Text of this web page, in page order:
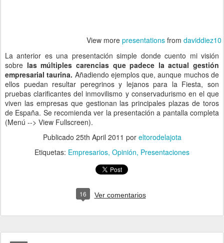
View more presentationsfrom daviddiez10
La anterior es una presentación simple donde cuento mi visión
sobre las múltiples carencias que padece la actual gestión
empresarial taurina. Añadiendo ejemplos que, aunque muchos de
ellos puedan resultar peregrinos y lejanos para la Fiesta, son
pruebas clarificantes del inmovilismo y conservadurismo en el que
viven las empresas que gestionan las principales plazas de toros
de España. Se recomienda ver la presentación a pantalla completa
(Menú --> View Fullscreen).
Publicado 25th April 2011 por eltorodelajota
Etiquetas: Empresarios Opinión Presentaciones
16 Ver comentarios